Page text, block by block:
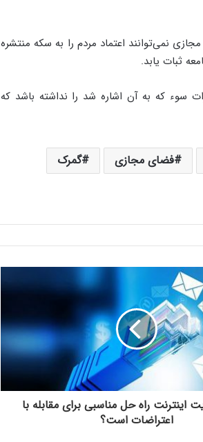
نمی‌­توانند اعتماد مردم را به سکه منتشره
ثبات یابد.
سوء که به آن اشاره شد را نداشته باشد که
فضای مجازی
گمرک
اینترنت راه حل مناسبی برای مقابله با
اعتراضات است؟